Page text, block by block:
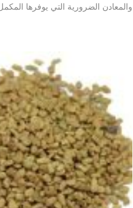
والمعادن الضرورية التي يوفرها